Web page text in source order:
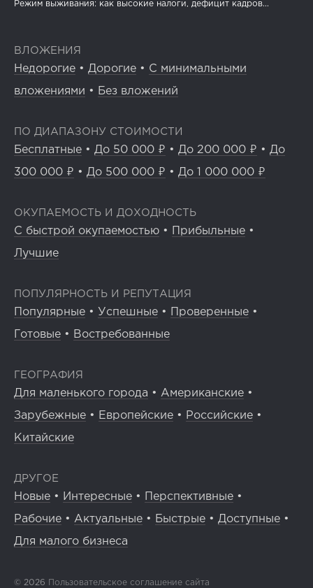
Режим выживания: как высокие налоги, дефицит кадров...
ВЛОЖЕНИЯ
Недорогие • Дорогие • С минимальными
вложениями • Без вложений
ПО ДИАПАЗОНУ СТОИМОСТИ
Бесплатные • До 50 000 ₽ • До 200 000 ₽ • До
300 000 ₽ • До 500 000 ₽ • До 1 000 000 ₽
ОКУПАЕМОСТЬ И ДОХОДНОСТЬ
С быстрой окупаемостью • Прибыльные •
Лучшие
ПОПУЛЯРНОСТЬ И РЕПУТАЦИЯ
Популярные • Успешные • Проверенные •
Готовые • Востребованные
ГЕОГРАФИЯ
Для маленького города • Американские •
Зарубежные • Европейские • Российские •
Китайские
ДРУГОЕ
Новые • Интересные • Перспективные •
Рабочие • Актуальные • Быстрые • Доступные •
Для малого бизнеса
© 2026 Пользовательское соглашение сайта